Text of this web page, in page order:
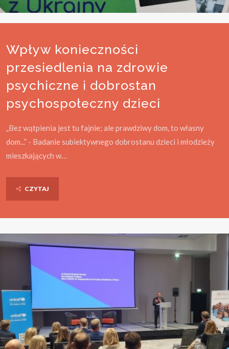
Wpływ konieczności
przesiedlenia na zdrowie
psychiczne i dobrostan
psychospołeczny dzieci
„Bez wątpienia jest tu fajnie; ale prawdziwy dom, to własny
dom...” - Badanie subiektywnego dobrostanu dzieci i młodzieży
mieszkających w…
CZYTAJ